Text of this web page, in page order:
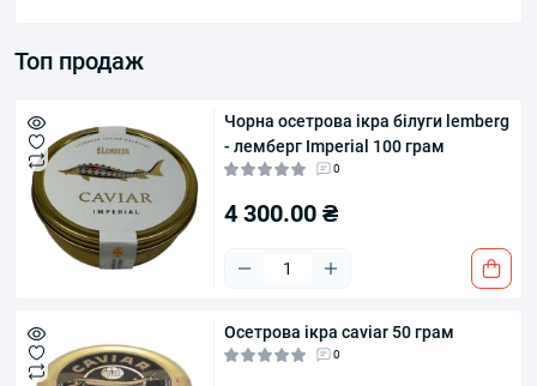
Топ продаж
Чорна осетрова ікра білуги lemberg
- лемберг Imperial 100 грам
0
4 300.00 ₴
Осетрова ікра caviar 50 грам
0